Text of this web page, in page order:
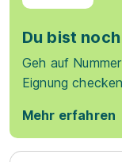
Du bist
Geh auf
Eignung
Mehr erfahren